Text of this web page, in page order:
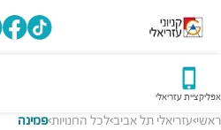
אפליקציית עזריאלי
ראשי>עזריאלי תל אביב>לכל החנויות>פמינה